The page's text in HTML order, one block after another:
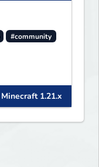
#community
Minecraft 1.21.x